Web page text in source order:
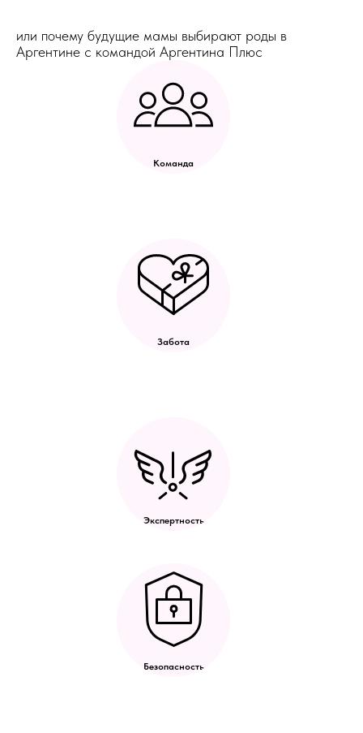
или почему будущие мамы выбирают роды в
Аргентине с командой Аргентина Плюс
Команда
Забота
Экспертность
Безопасность